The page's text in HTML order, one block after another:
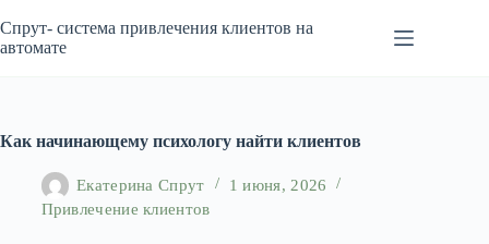
к
сути
Спрут- система привлечения клиентов на
автомате
Как начинающему психологу найти клиентов
Екатерина Спрут
1 июня, 2026
Привлечение клиентов